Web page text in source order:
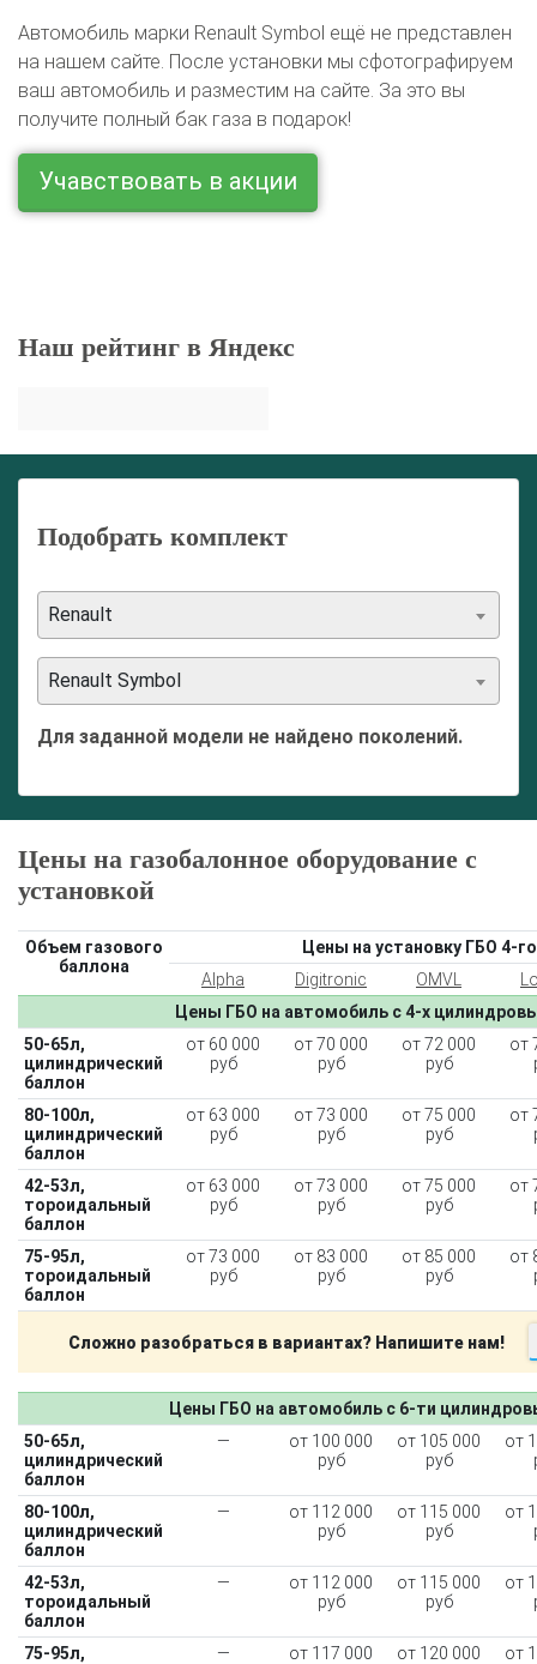
Автомобиль марки Renault Symbol ещё не представлен
на нашем сайте. После установки мы сфотографируем
ваш автомобиль и разместим на сайте. За это вы
получите полный бак газа в подарок!
Учавствовать в акции
Наш рейтинг в Яндекс
Подобрать комплект
Renault
Renault Symbol
Для заданной модели не найдено поколений.
Цены на газобалонное оборудование с
установкой
Объем газового
баллона
Цены на установку ГБО 4-
Alpha
Digitronic OMVL
Цены ГБО на автомобиль с 4-х
50-65л,
цилиндрический
баллон
от 60 000
руб
от 70 000
руб
от 72 000
руб
от
80-100л,
цилиндрический
баллон
от 63 000
руб
от 73 000
руб
от 75 000
руб
от
42-53л,
тороидальный
баллон
от 63 000
руб
от 73 000
руб
от 75 000
руб
от
75-95л,
тороидальный
баллон
от 73 000
руб
от 83 000
руб
от 85 000
руб
от
Сложно разобраться в вариантах? Напишите нам!
Цены ГБО на автомобиль с 6-ти
50-65л,
цилиндрический
баллон
—
от 100 000
руб
от 105 000
руб
от
80-100л,
цилиндрический
баллон
—
от 112 000
руб
от 115 000
руб
от
42-53л,
тороидальный
баллон
—
от 112 000
руб
от 115 000
руб
от
75-95л,
—
от 117 000
от 120 000
от